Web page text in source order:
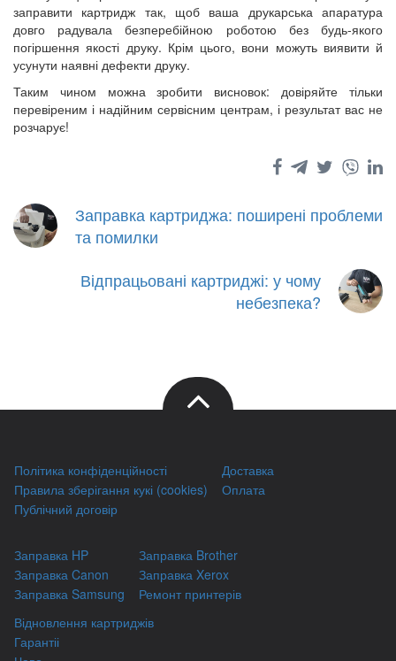
заправити картридж так, щоб ваша друкарська апаратура
довго радувала безперебійною роботою без будь-якого
погіршення якості друку. Крім цього, вони можуть виявити й
усунути наявні дефекти друку.
Таким чином можна зробити висновок: довіряйте тільки
перевіреним і надійним сервісним центрам, і результат вас не
розчарує!
Заправка картриджа: поширені проблеми
та помилки
Відпрацьовані картриджі: у чому
небезпека?
Політика конфіденційності
Правила зберігання кукі (cookies)
Публічний договір
Доставка
Оплата
Заправка HP
Заправка Canon
Заправка Samsung
Заправка Brother
Заправка Xerox
Ремонт принтерів
Відновлення картриджів
Гарантіі